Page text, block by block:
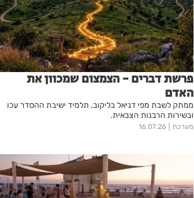
פרשת דברים - הצמצום שמכוון את
האדם
ממתק לשבת מפי דניאל בליקוב, תלמיד ישיבת ההסדר עכו
ובשירות הרבנות הצבאית.
מערכת 16.07.26